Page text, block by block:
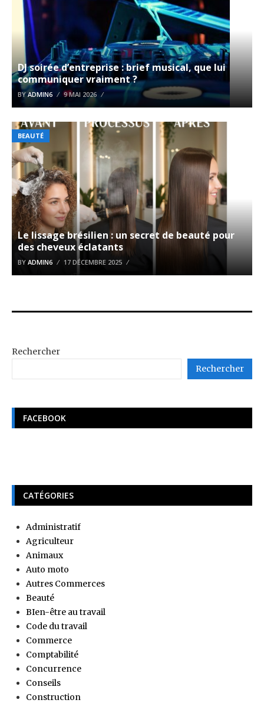
DJ soirée d’entreprise : brief musical, que lui
communiquer vraiment ?
BYADMIN6 9 MAI 2026
BEAUTÉ
Le lissage brésilien : un secret de beauté pour
des cheveux éclatants
BY ADMIN6 17 DÉCEMBRE 2025
Rechercher
Rechercher
FACEBOOK
CATÉGORIES
Administratif
Agriculteur
Animaux
Auto moto
Autres Commerces
Beauté
BIen-être au travail
Code du travail
Commerce
Comptabilité
Concurrence
Conseils
Construction